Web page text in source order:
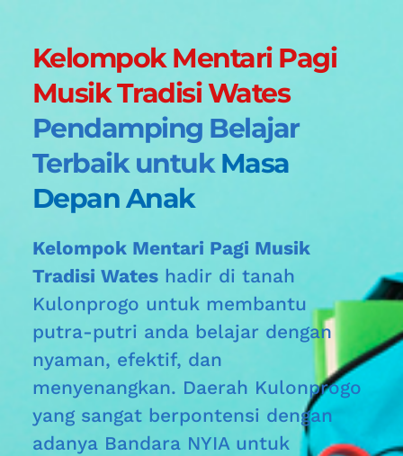
Kelompok Mentari Pagi
Musik Tradisi Wates
Pendamping Belajar
Terbaik untuk Masa
Depan Anak
Kelompok Mentari Pagi Musik
Tradisi Wates hadir di tanah
Kulonprogo untuk membantu
putra-putri anda belajar dengan
nyaman, efektif, dan
menyenangkan. Daerah Kulonprogo
yang sangat berpontensi dengan
adanya Bandara NYIA untuk